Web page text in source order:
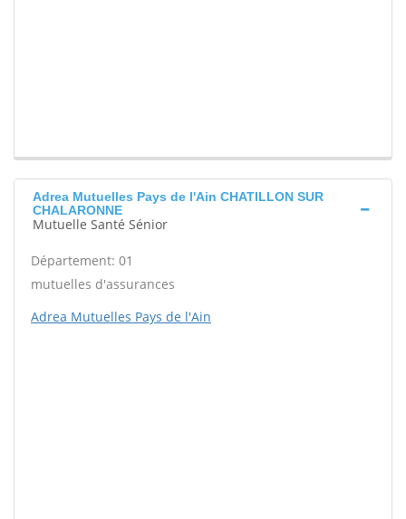
Adrea Mutuelles Pays de l'Ain CHATILLON SUR
CHALARONNE
Mutuelle Santé Sénior
Département: 01
mutuelles d'assurances
Adrea Mutuelles Pays de l'Ain